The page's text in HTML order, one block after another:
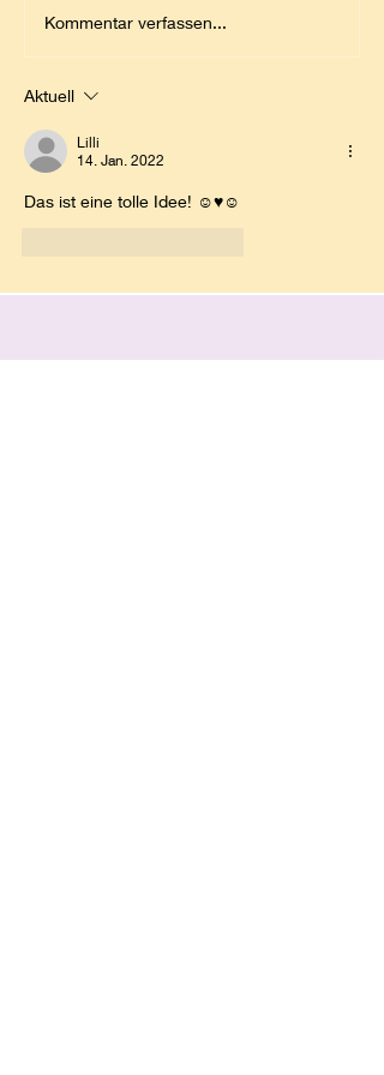
Kommentar verfassen...
Aktuell
Lilli
14. Jan. 2022
Das ist eine tolle Idee! ☺♥☺